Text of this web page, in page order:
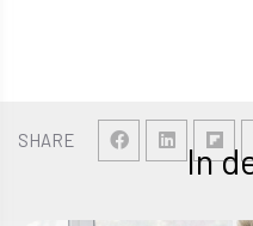
SHARE In